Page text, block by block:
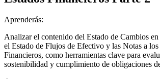
Aprenderás:
Analizar el contenido del Estado de Cambios
el Estado de Flujos de Efectivo y las Notas a los
Financieros, como herramientas clave para
sostenibilidad y cumplimiento de obligaciones